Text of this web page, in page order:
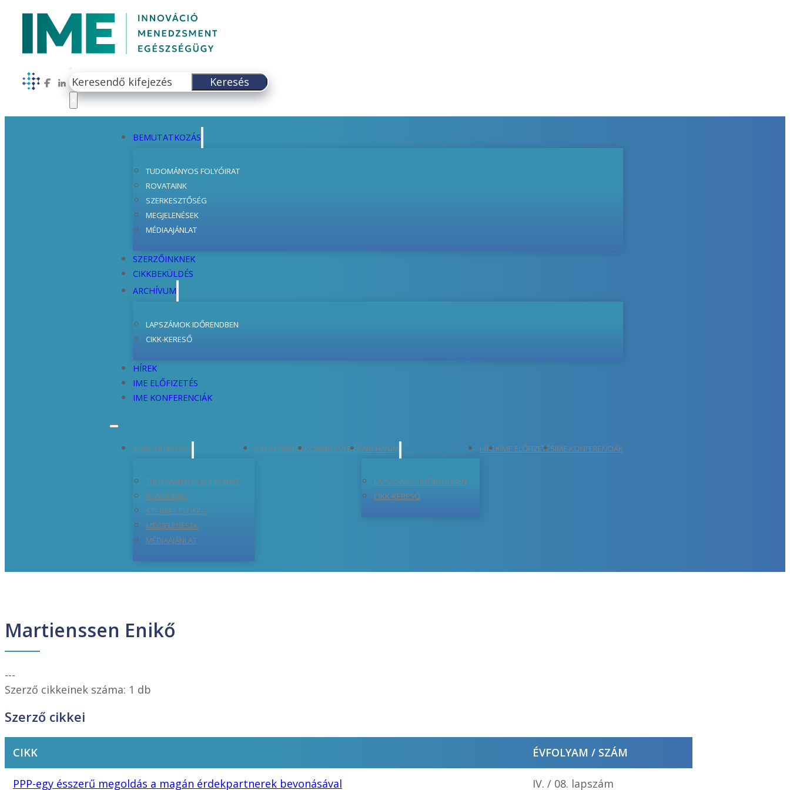
Follow us on Facebook
Follow us on LinkedIn
Keresés
Keresés
BEMUTATKOZÁS
TUDOMÁNYOS FOLYÓIRAT
ROVATAINK
SZERKESZTŐSÉG
MEGJELENÉSEK
MÉDIAAJÁNLAT
SZERZŐINKNEK
CIKKBEKÜLDÉS
ARCHÍVUM
LAPSZÁMOK IDŐRENDBEN
CIKK-KERESŐ
HÍREK
IME ELŐFIZETÉS
IME KONFERENCIÁK
BEMUTATKOZÁS
TUDOMÁNYOS FOLYÓIRAT
ROVATAINK
SZERKESZTŐSÉG
MEGJELENÉSEK
MÉDIAAJÁNLAT
SZERZŐINKNEKCIKKBEKÜLDÉSARCHÍVUM
LAPSZÁMOK IDŐRENDBEN
CIKK-KERESŐ
HÍREKIME ELŐFIZETÉSIME KONFERENCIÁK
Martienssen Enikő
---
Szerző cikkeinek száma: 1 db
Szerző cikkei
CIKK ÉVFOLYAM / SZÁM
PPP-egy ésszerű megoldás a magán érdekpartnerek bevonásával IV. / 08. lapszám